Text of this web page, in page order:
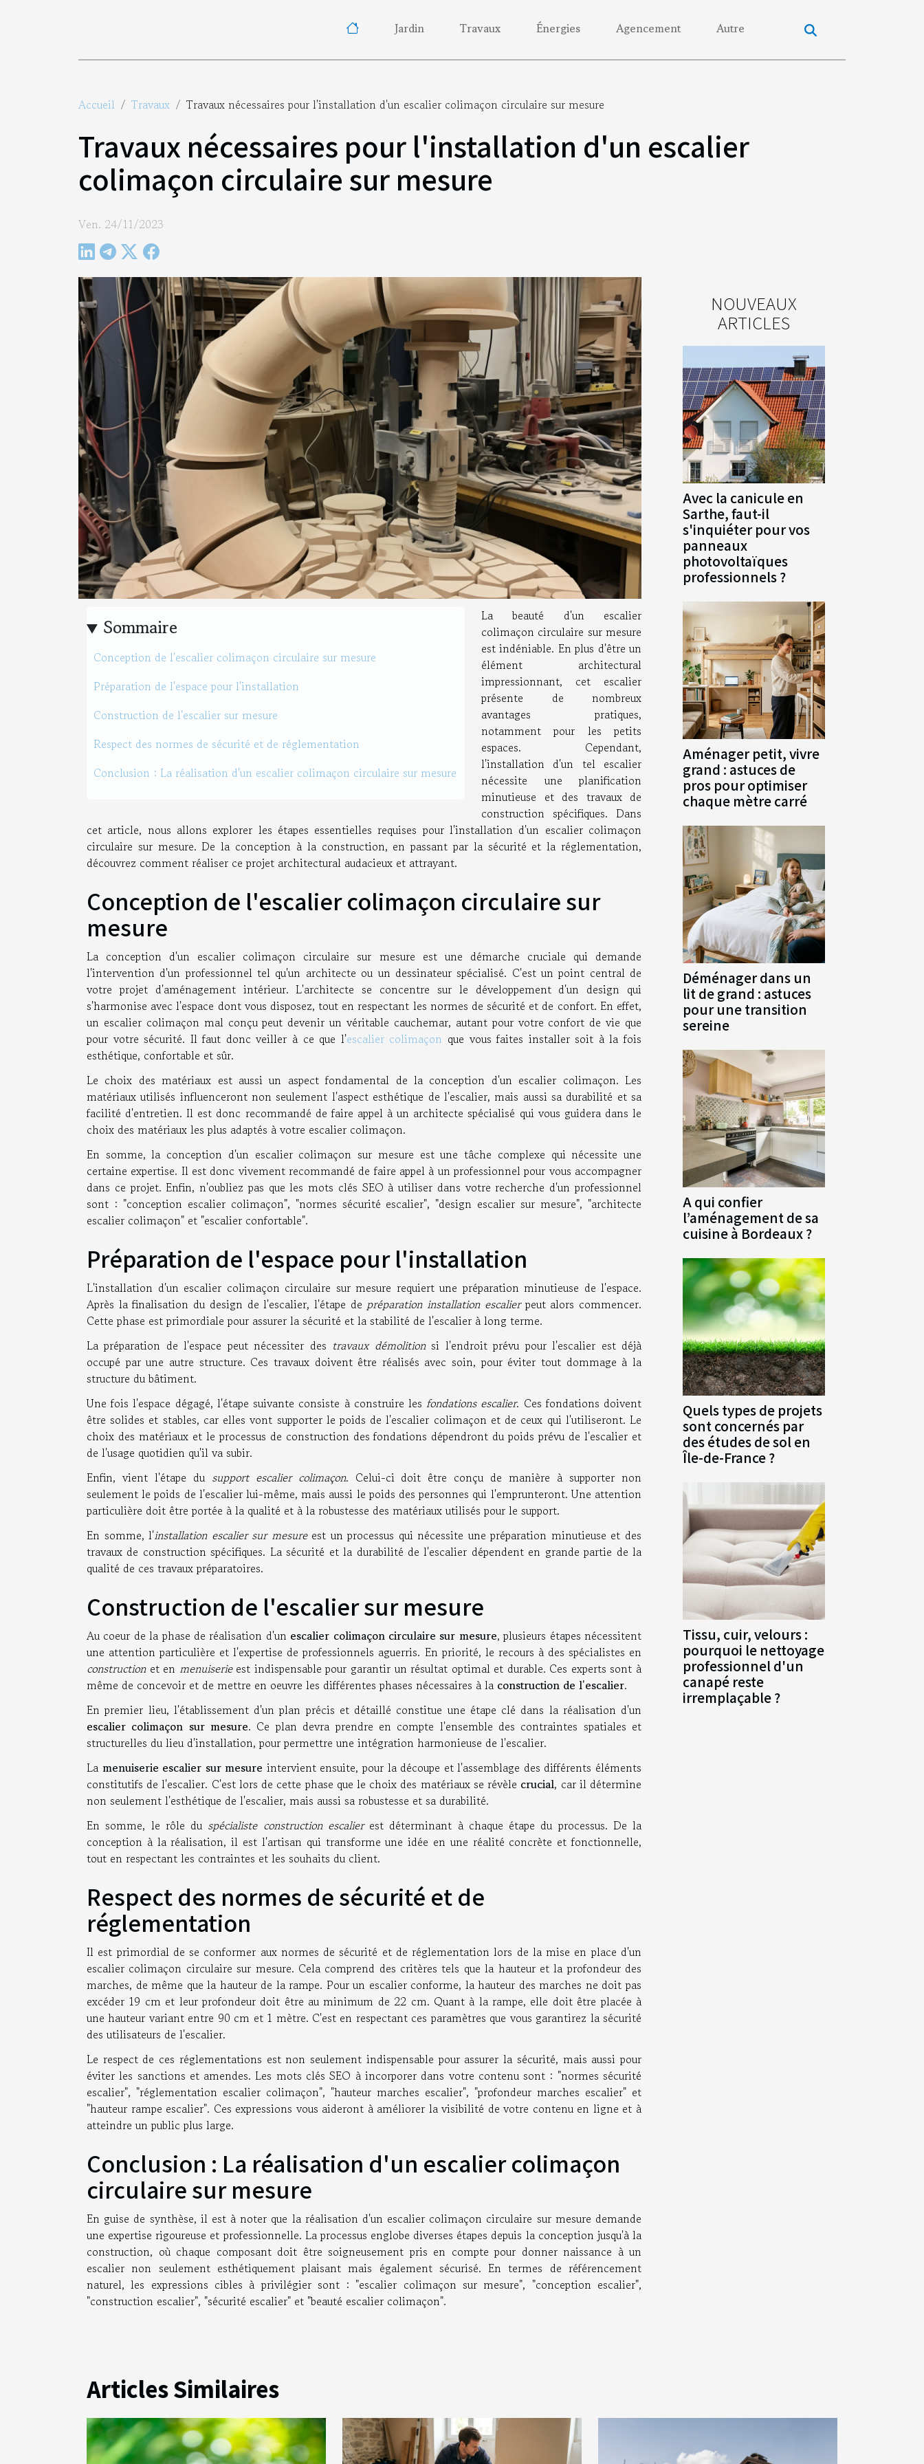
Jardin Travaux Énergies Agencement Autre
Accueil Travaux Travaux nécessaires pour l'installation d'un escalier colimaçon circulaire sur mesure
Travaux nécessaires pour l'installation d'un escalier
colimaçon circulaire sur mesure
Ven. 24/11/2023
Sommaire
Conception de l'escalier colimaçon circulaire sur mesure
Préparation de l'espace pour l'installation
Construction de l'escalier sur mesure
Respect des normes de sécurité et de réglementation
Conclusion : La réalisation d'un escalier colimaçon circulaire sur mesure
La beauté d'un escalier
colimaçon circulaire sur mesure
est indéniable. En plus d'être un
élément architectural
impressionnant, cet escalier
présente de nombreux
avantages pratiques,
notamment pour les petits
espaces. Cependant,
l'installation d'un tel escalier
nécessite une planification
minutieuse et des travaux de
construction spécifiques. Dans
cet article, nous allons explorer les étapes essentielles requises pour l'installation d'un escalier colimaçon
circulaire sur mesure. De la conception à la construction, en passant par la sécurité et la réglementation,
découvrez comment réaliser ce projet architectural audacieux et attrayant.
Conception de l'escalier colimaçon circulaire sur
mesure
La conception d'un escalier colimaçon circulaire sur mesure est une démarche cruciale qui demande
l'intervention d'un professionnel tel qu'un architecte ou un dessinateur spécialisé. C'est un point central de
votre projet d'aménagement intérieur. L'architecte se concentre sur le développement d'un design qui
s'harmonise avec l'espace dont vous disposez, tout en respectant les normes de sécurité et de confort. En effet,
un escalier colimaçon mal conçu peut devenir un véritable cauchemar, autant pour votre confort de vie que
pour votre sécurité. Il faut donc veiller à ce que l'escalier colimaçon que vous faites installer soit à la fois
esthétique, confortable et sûr.
Le choix des matériaux est aussi un aspect fondamental de la conception d'un escalier colimaçon. Les
matériaux utilisés influenceront non seulement l'aspect esthétique de l'escalier, mais aussi sa durabilité et sa
facilité d'entretien. Il est donc recommandé de faire appel à un architecte spécialisé qui vous guidera dans le
choix des matériaux les plus adaptés à votre escalier colimaçon.
En somme, la conception d'un escalier colimaçon sur mesure est une tâche complexe qui nécessite une
certaine expertise. Il est donc vivement recommandé de faire appel à un professionnel pour vous accompagner
dans ce projet. Enfin, n'oubliez pas que les mots clés SEO à utiliser dans votre recherche d'un professionnel
sont : "conception escalier colimaçon", "normes sécurité escalier", "design escalier sur mesure", "architecte
escalier colimaçon" et "escalier confortable".
Préparation de l'espace pour l'installation
L'installation d'un escalier colimaçon circulaire sur mesure requiert une préparation minutieuse de l'espace.
Après la finalisation du design de l'escalier, l'étape de préparation installation escalierpeut alors commencer.
Cette phase est primordiale pour assurer la sécurité et la stabilité de l'escalier à long terme.
La préparation de l'espace peut nécessiter des travaux démolitionsi l'endroit prévu pour l'escalier est déjà
occupé par une autre structure. Ces travaux doivent être réalisés avec soin, pour éviter tout dommage à la
structure du bâtiment.
Une fois l'espace dégagé, l'étape suivante consiste à construire les fondations escalier. Ces fondations doivent
être solides et stables, car elles vont supporter le poids de l'escalier colimaçon et de ceux qui l'utiliseront. Le
choix des matériaux et le processus de construction des fondations dépendront du poids prévu de l'escalier et
de l'usage quotidien qu'il va subir.
Enfin, vient l'étape du support escalier colimaçon. Celui-ci doit être conçu de manière à supporter non
seulement le poids de l'escalier lui-même, mais aussi le poids des personnes qui l'emprunteront. Une attention
particulière doit être portée à la qualité et à la robustesse des matériaux utilisés pour le support.
En somme, l'installation escalier sur mesureest un processus qui nécessite une préparation minutieuse et des
travaux de construction spécifiques. La sécurité et la durabilité de l'escalier dépendent en grande partie de la
qualité de ces travaux préparatoires.
Construction de l'escalier sur mesure
Au coeur de la phase de réalisation d'un escalier colimaçon circulaire sur mesure, plusieurs étapes nécessitent
une attention particulière et l'expertise de professionnels aguerris. En priorité, le recours à des spécialistes en
constructionet en menuiserieest indispensable pour garantir un résultat optimal et durable. Ces experts sont à
même de concevoir et de mettre en oeuvre les différentes phases nécessaires à la construction de l'escalier.
En premier lieu, l'établissement d'un plan précis et détaillé constitue une étape clé dans la réalisation d'un
escalier colimaçon sur mesure. Ce plan devra prendre en compte l'ensemble des contraintes spatiales et
structurelles du lieu d'installation, pour permettre une intégration harmonieuse de l'escalier.
La menuiserie escalier sur mesure intervient ensuite, pour la découpe et l'assemblage des différents éléments
constitutifs de l'escalier. C'est lors de cette phase que le choix des matériaux se révèle crucial, car il détermine
non seulement l'esthétique de l'escalier, mais aussi sa robustesse et sa durabilité.
En somme, le rôle du spécialiste construction escalierest déterminant à chaque étape du processus. De la
conception à la réalisation, il est l'artisan qui transforme une idée en une réalité concrète et fonctionnelle,
tout en respectant les contraintes et les souhaits du client.
Respect des normes de sécurité et de
réglementation
Il est primordial de se conformer aux normes de sécurité et de réglementation lors de la mise en place d'un
escalier colimaçon circulaire sur mesure. Cela comprend des critères tels que la hauteur et la profondeur des
marches, de même que la hauteur de la rampe. Pour un escalier conforme, la hauteur des marches ne doit pas
excéder 19 cm et leur profondeur doit être au minimum de 22 cm. Quant à la rampe, elle doit être placée à
une hauteur variant entre 90 cm et 1 mètre. C'est en respectant ces paramètres que vous garantirez la sécurité
des utilisateurs de l'escalier.
Le respect de ces réglementations est non seulement indispensable pour assurer la sécurité, mais aussi pour
éviter les sanctions et amendes. Les mots clés SEO à incorporer dans votre contenu sont : "normes sécurité
escalier", "réglementation escalier colimaçon", "hauteur marches escalier", "profondeur marches escalier" et
"hauteur rampe escalier". Ces expressions vous aideront à améliorer la visibilité de votre contenu en ligne et à
atteindre un public plus large.
Conclusion : La réalisation d'un escalier colimaçon
circulaire sur mesure
En guise de synthèse, il est à noter que la réalisation d'un escalier colimaçon circulaire sur mesure demande
une expertise rigoureuse et professionnelle. La processus englobe diverses étapes depuis la conception jusqu'à la
construction, où chaque composant doit être soigneusement pris en compte pour donner naissance à un
escalier non seulement esthétiquement plaisant mais également sécurisé. En termes de référencement
naturel, les expressions cibles à privilégier sont : "escalier colimaçon sur mesure", "conception escalier",
"construction escalier", "sécurité escalier" et "beauté escalier colimaçon".
NOUVEAUX
ARTICLES
Avec la canicule en
Sarthe, faut-il
s'inquiéter pour vos
panneaux
photovoltaïques
professionnels ?
Aménager petit, vivre
grand : astuces de
pros pour optimiser
chaque mètre carré
Déménager dans un
lit de grand : astuces
pour une transition
sereine
A qui confier
l’aménagement de sa
cuisine à Bordeaux ?
Quels types de projets
sont concernés par
des études de sol en
Île-de-France ?
Tissu, cuir, velours :
pourquoi le nettoyage
professionnel d'un
canapé reste
irremplaçable ?
Articles Similaires